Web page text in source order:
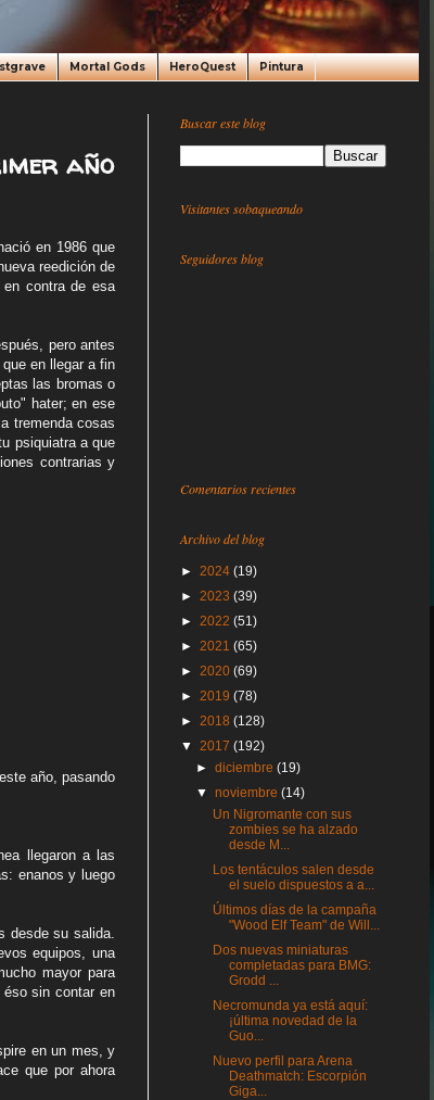
Mortal Gods HeroQuest Pintura
año
en 1986 que
reedición de
contra de esa
pero antes
en llegar a fin
las bromas o
hater; en ese
tremenda cosas
psiquiatra a que
contrarias y
año, pasando
llegaron a las
enanos y luego
desde su salida.
equipos, una
mayor para
sin contar en
en un mes, y
que por ahora
Buscar este blog
Visitantes sobaqueando
Seguidores blog
Comentarios recientes
Archivo del blog
► 2024 (19)
► 2023 (39)
► 2022 (51)
► 2021 (65)
► 2020 (69)
► 2019 (78)
► 2018 (128)
▼ 2017 (192)
►diciembre(19)
▼noviembre(14)
Un Nigromante con sus
zombies se ha alzado
desde M...
Los tentáculos salen desde
el suelo dispuestos a a...
Últimos días de la campaña
"Wood Elf Team" de Will...
Dos nuevas miniaturas
completadas para BMG:
Grodd ...
Necromunda ya está aquí:
¡última novedad de la
Guo...
Nuevo perfil para Arena
Deathmatch: Escorpión
Giga...